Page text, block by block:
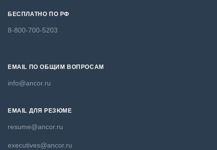
БЕСПЛАТНО ПО РФ
8-800-700-5203
EMAIL ПО ОБЩИМ ВОПРОСАМ
info@ancor.ru
EMAIL ДЛЯ РЕЗЮМЕ
resume@ancor.ru
executives@ancor.ru